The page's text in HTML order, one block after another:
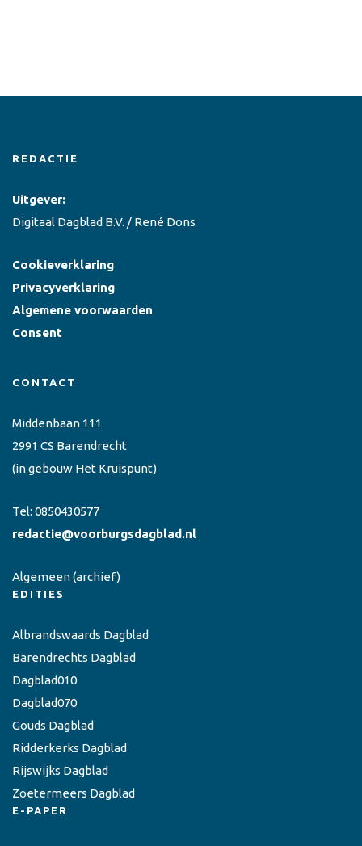
REDACTIE
Uitgever:
Digitaal Dagblad B.V. / René Dons
Cookieverklaring
Privacyverklaring
Algemene voorwaarden
Consent
CONTACT
Middenbaan 111
2991 CS Barendrecht
(in gebouw Het Kruispunt)
Tel: 0850430577
redactie@voorburgsdagblad.nl
Algemeen(archief)
EDITIES
Albrandswaards Dagblad
Barendrechts Dagblad
Dagblad010
Dagblad070
Gouds Dagblad
Ridderkerks Dagblad
Rijswijks Dagblad
Zoetermeers Dagblad
E-PAPER